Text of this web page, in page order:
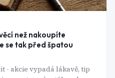
než nakoupíte
se tak před špatou
- akcie vypadá lákavě, tip